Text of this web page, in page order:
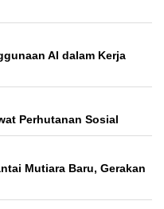
AI dalam Kerja
Perhutanan Sosial
Mutiara Baru, Gerakan